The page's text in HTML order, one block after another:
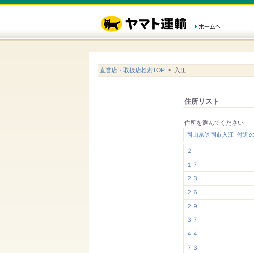
直営店・取扱店検索TOP > 入江
住所リスト
住所を選んでください
岡山県笠岡市入江 付近
２
１７
２３
２６
２９
３７
４４
７３